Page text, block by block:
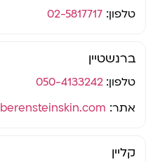
טלפון: 02-5817717
ברנשטיין
טלפון:050-4133242
אתר: berensteinskin.com
קליין